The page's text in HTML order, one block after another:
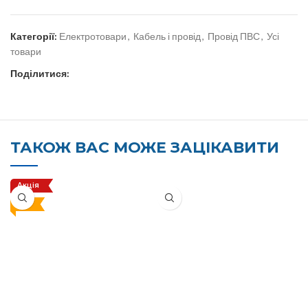
Категорії: Електротовари, Кабель і провід, Провід ПВС, Усі
товари
Поділитися:
ТАКОЖ ВАС МОЖЕ ЗАЦІКАВИТИ
Акція
Топ